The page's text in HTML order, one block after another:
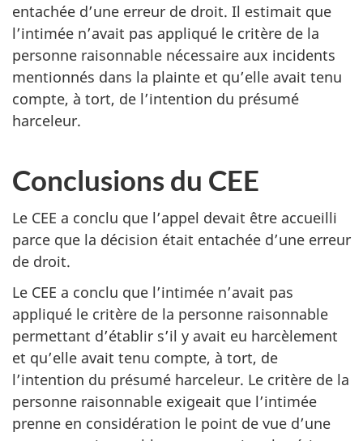
entachée d’une erreur de droit. Il estimait que
l’intimée n’avait pas appliqué le critère de la
personne raisonnable nécessaire aux incidents
mentionnés dans la plainte et qu’elle avait tenu
compte, à tort, de l’intention du présumé
harceleur.
Conclusions du CEE
Le CEE a conclu que l’appel devait être accueilli
parce que la décision était entachée d’une erreur
de droit.
Le CEE a conclu que l’intimée n’avait pas
appliqué le critère de la personne raisonnable
permettant d’établir s’il y avait eu harcèlement
et qu’elle avait tenu compte, à tort, de
l’intention du présumé harceleur. Le critère de la
personne raisonnable exigeait que l’intimée
prenne en considération le point de vue d’une